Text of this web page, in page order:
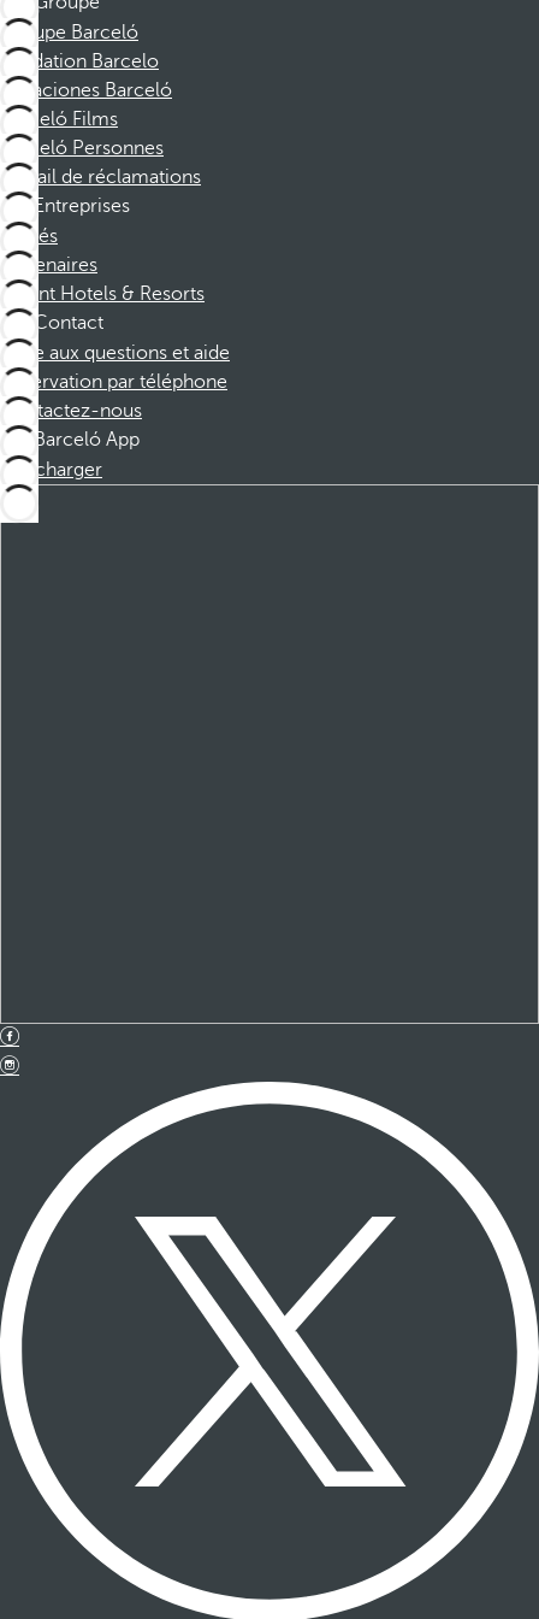
Groupe Barceló
Fondation Barcelo
Vacaciones Barceló
Barceló Films
Barceló Personnes
Portail de réclamations
Entreprises
Affiliés
Partenaires
Dorint Hotels & Resorts
Contact
Foire aux questions et aide
Réservation par téléphone
Contactez-nous
Barceló App
Télécharger